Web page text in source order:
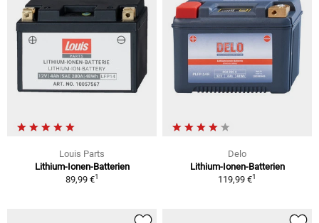
Louis Parts
Lithium-Ionen-Batterien
89,99 €1
Delo
Lithium-Ionen-Batterien
119,99 €1